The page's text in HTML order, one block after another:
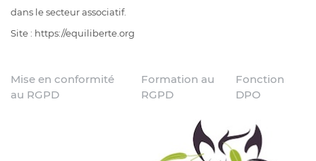
dans le secteur associatif.
Site : https://equiliberte.org
Mise en conformité
au RGPD
Formation au
RGPD
Fonction
DPO